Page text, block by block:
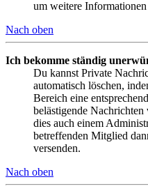
um weitere
Nach oben
Ich bekomme ständig
Du kannst Private
automatisch löschen,
Bereich eine
belästigende Nachrichten
dies auch einem
betreffenden Mitglied
versenden.
Nach oben